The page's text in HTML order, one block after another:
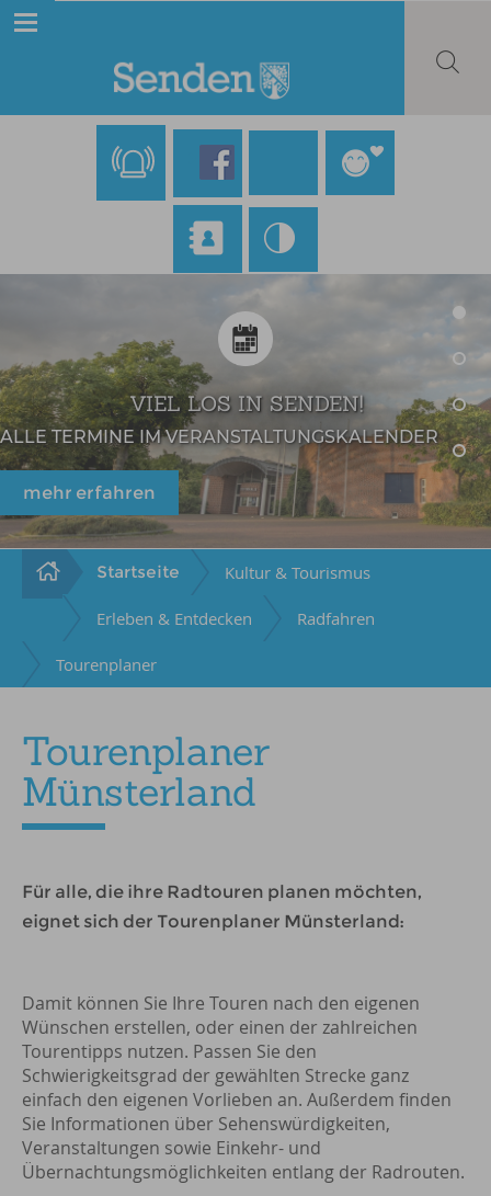
VIEL LOS IN SENDEN!
ALLE TERMINE IM VERANSTALTUNGSKALENDER
mehr erfahren
Startseite Kultur & Tourismus
Erleben & Entdecken Radfahren
Tourenplaner
Tourenplaner
Münsterland
Für alle, die ihre Radtouren planen möchten,
eignet sich der Tourenplaner Münsterland:
Damit können Sie Ihre Touren nach den eigenen
Wünschen erstellen, oder einen der zahlreichen
Tourentipps nutzen. Passen Sie den
Schwierigkeitsgrad der gewählten Strecke ganz
einfach den eigenen Vorlieben an. Außerdem finden
Sie Informationen über Sehenswürdigkeiten,
Veranstaltungen sowie Einkehr- und
Übernachtungsmöglichkeiten entlang der Radrouten.